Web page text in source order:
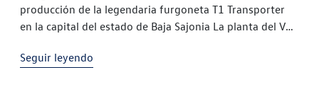
producción de la legendaria furgoneta T1 Transporter
en la capital del estado de Baja Sajonia La planta del VW
Seguir leyendo